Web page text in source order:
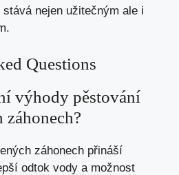
nejen užitečným ale i
Questions
výhody pěstování
záhonech přináší
odtok vody a možnost